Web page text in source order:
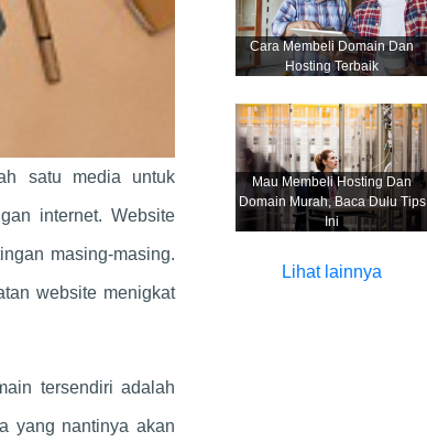
satu media untuk
internet. Website
masing-masing.
website menigkat
tersendiri adalah
yang nantinya akan
Cara Membeli Domain Dan
Hosting Terbaik
Mau Membeli Hosting Dan
Domain Murah, Baca Dulu Tips
Ini
Lihat lainnya